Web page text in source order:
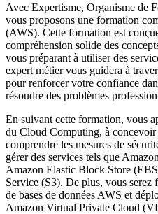
Avec Expertisme, Organisme de
vous proposons une formation
(AWS). Cette formation est
compréhension solide des
vous préparant à utiliser des
expert métier vous guidera à
pour renforcer votre confiance
résoudre des problèmes
En suivant cette formation, vous
du Cloud Computing, à concevoir
comprendre les mesures de
gérer des services tels que
Amazon Elastic Block Store
Service (S3). De plus, vous serez
de bases de données AWS et
Amazon Virtual Private Cloud